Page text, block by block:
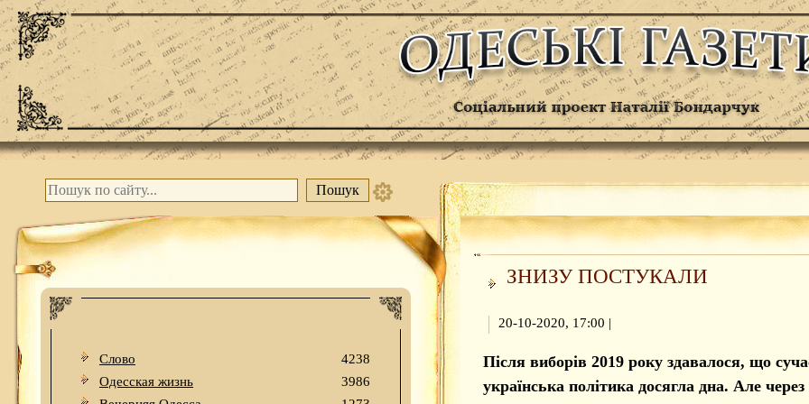
Слово
4238
Одесская жизнь
3986
ЗНИЗУ ПОСТУКАЛИ
20-10-2020, 17:00 |
Після виборів 2019 року здавалося, що
українська політика досягла дна. Але через